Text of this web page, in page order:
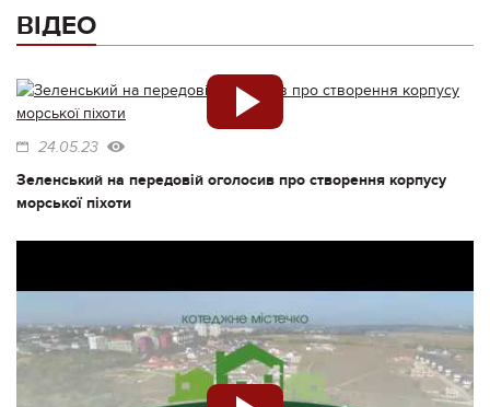
ВІДЕО
24.05.23
Зеленський на передовій оголосив про створення корпусу
морської піхоти